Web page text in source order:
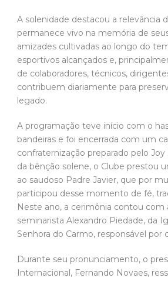
A solenidade destacou a relevância
permanece vivo na memória de
amizades cultivadas ao longo do
esportivos alcançados e,
de colaboradores, técnicos,
contribuem diariamente para
legado.
A programação teve início com o
bandeiras e foi encerrada com um
confraternização preparado pelo
da bênção solene, o Clube prestou
ao saudoso Padre Javier, que por
participou desse momento de fé,
Neste ano, a cerimônia contou com
seminarista Alexandro Piedade, da
Senhora do Carmo, responsável por
Durante seu pronunciamento, o
Internacional, Fernando Novaes,